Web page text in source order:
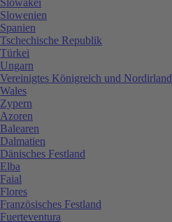
Slowenien
Spanien
Tschechische Republik
Türkei
Ungarn
Vereinigtes Königreich und Nordirland
Wales
Zypern
Azoren
Balearen
Dalmatien
Dänisches Festland
Elba
Faial
Flores
Französisches Festland
Fuerteventura